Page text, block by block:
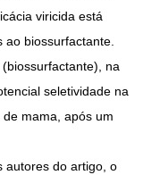
viricida está
ao biossurfactante.
na
seletividade na
mama, após um
autores do artigo, o